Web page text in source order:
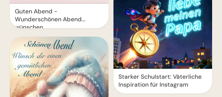
Guten Abend -
Wunderschönen Abend
wünschen
Starker Schulstart: Väterliche
Inspiration für Instagram